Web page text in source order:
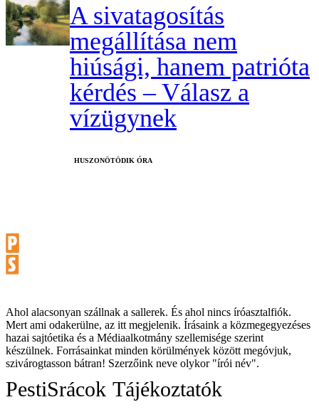
A sivatagosítás
megállítása nem
hiúsági, hanem patrióta
kérdés – Válasz a
vízügynek
HUSZONÖTÖDIK ÓRA
Ahol alacsonyan szállnak a sallerek. És ahol nincs íróasztalfiók.
Mert ami odakerülne, az itt megjelenik. Írásaink a közmegegyezéses
hazai sajtóetika és a Médiaalkotmány szellemisége szerint
készülnek. Forrásainkat minden körülmények között megóvjuk,
szivárogtasson bátran! Szerzőink neve olykor "írói név".
PestiSrácok Tájékoztatók